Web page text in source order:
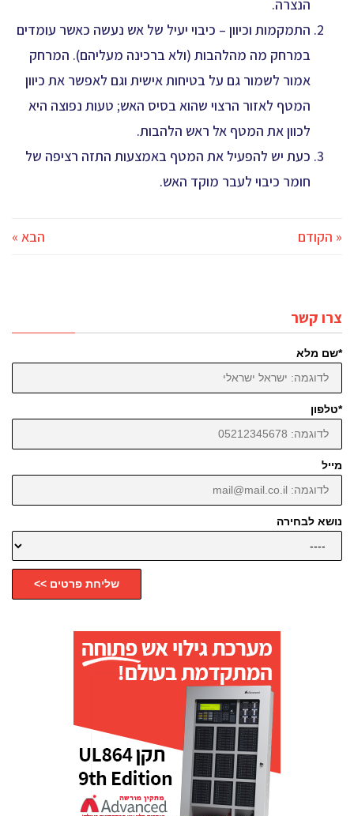
הנצרה.
התמקמות וכיוון – כיבוי יעיל של אש נעשה כאשר עומדים
במרחק מה מהלהבות (ולא ברכינה מעליהם). המרחק
אמור לשמור גם על בטיחות אישית וגם לאפשר את כיוון
המטף לאזור הרצוי שהוא בסיס האש; טעות נפוצה היא
לכוון את המטף אל ראש הלהבות.
כעת יש להפעיל את המטף באמצעות התזה רציפה של
חומר כיבוי לעבר מוקד האש.
« הקודם הבא »
צרו קשר
*שם מלא
*טלפון
מייל
נושא לבחירה
שליחת פרטים >>